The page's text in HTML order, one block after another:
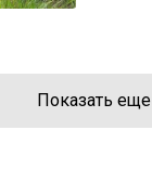
Показать